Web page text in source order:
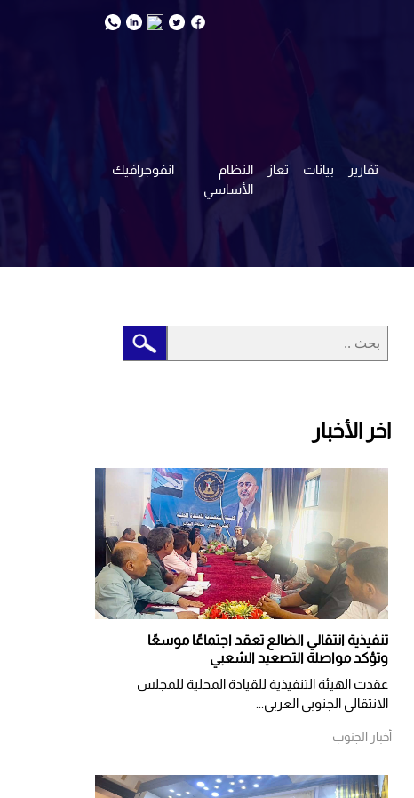
تقارير بيانات تعاز
النظام
الأساسي
انفوجرافيك
اخر الأخبار
تنفيذية انتقالي الضالع تعقد اجتماعًا موسعًا
وتؤكد مواصلة التصعيد الشعبي
عقدت الهيئة التنفيذية للقيادة المحلية للمجلس
الانتقالي الجنوبي العربي...
أخبار الجنوب